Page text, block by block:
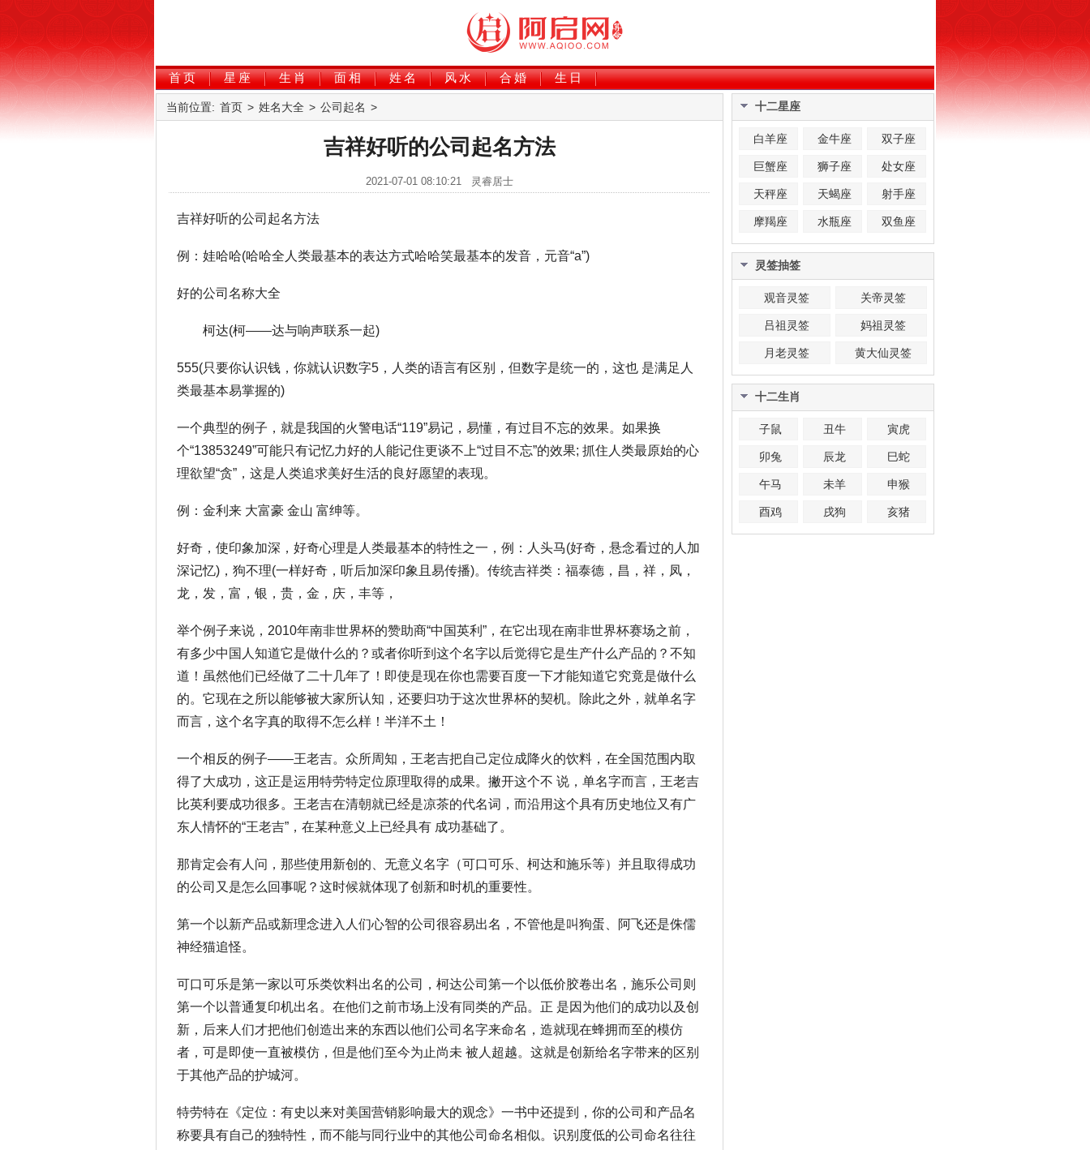
首页 星座 生肖 面相 姓名 风水 合婚 生日
当前位置: 首页 > 姓名大全 > 公司起名 >
吉祥好听的公司起名方法
2021-07-01 08:10:21 灵睿居士
吉祥好听的公司起名方法
例：娃哈哈(哈哈全人类最基本的表达方式哈哈笑最基本的发音，元音“a”)
好的公司名称大全
柯达(柯——达与响声联系一起)
555(只要你认识钱，你就认识数字5，人类的语言有区别，但数字是统一的，这也 是满足人
类最基本易掌握的)
一个典型的例子，就是我国的火警电话“119”易记，易懂，有过目不忘的效果。如果换
个“13853249”可能只有记忆力好的人能记住更谈不上“过目不忘”的效果; 抓住人类最原始的心
理欲望“贪”，这是人类追求美好生活的良好愿望的表现。
例：金利来 大富豪 金山 富绅等。
好奇，使印象加深，好奇心理是人类最基本的特性之一，例：人头马(好奇，悬念看过的人加
深记忆)，狗不理(一样好奇，听后加深印象且易传播)。传统吉祥类：福泰德，昌，祥，凤，
龙，发，富，银，贵，金，庆，丰等，
举个例子来说，2010年南非世界杯的赞助商“中国英利”，在它出现在南非世界杯赛场之前，
有多少中国人知道它是做什么的？或者你听到这个名字以后觉得它是生产什么产品的？不知
道！虽然他们已经做了二十几年了！即使是现在你也需要百度一下才能知道它究竟是做什么
的。它现在之所以能够被大家所认知，还要归功于这次世界杯的契机。除此之外，就单名字
而言，这个名字真的取得不怎么样！半洋不土！
一个相反的例子——王老吉。众所周知，王老吉把自己定位成降火的饮料，在全国范围内取
得了大成功，这正是运用特劳特定位原理取得的成果。撇开这个不 说，单名字而言，王老吉
比英利要成功很多。王老吉在清朝就已经是凉茶的代名词，而沿用这个具有历史地位又有广
东人情怀的“王老吉”，在某种意义上已经具有 成功基础了。
那肯定会有人问，那些使用新创的、无意义名字（可口可乐、柯达和施乐等）并且取得成功
的公司又是怎么回事呢？这时候就体现了创新和时机的重要性。
第一个以新产品或新理念进入人们心智的公司很容易出名，不管他是叫狗蛋、阿飞还是侏儒
神经猫追怪。
可口可乐是第一家以可乐类饮料出名的公司，柯达公司第一个以低价胶卷出名，施乐公司则
第一个以普通复印机出名。在他们之前市场上没有同类的产品。正 是因为他们的成功以及创
新，后来人们才把他们创造出来的东西以他们公司名字来命名，造就现在蜂拥而至的模仿
者，可是即使一直被模仿，但是他们至今为止尚未 被人超越。这就是创新给名字带来的区别
于其他产品的护城河。
特劳特在《定位：有史以来对美国营销影响最大的观念》一书中还提到，你的公司和产品名
称要具有自己的独特性，而不能与同行业中的其他公司命名相似。识别度低的公司命名往往
十二星座
白羊座 金牛座 双子座
巨蟹座 狮子座 处女座
天秤座 天蝎座 射手座
摩羯座 水瓶座 双鱼座
灵签抽签
观音灵签 关帝灵签
吕祖灵签 妈祖灵签
月老灵签 黄大仙灵签
十二生肖
子鼠 丑牛 寅虎
卯兔 辰龙 巳蛇
午马 未羊 申猴
酉鸡 戌狗 亥猪